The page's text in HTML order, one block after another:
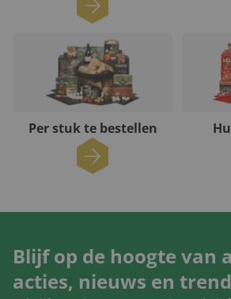
Per stuk te bestellen
Blijf op de hoogte van
acties, nieuws en